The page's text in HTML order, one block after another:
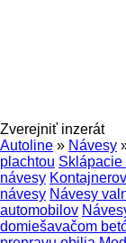
Zverejniť inzerát
Autoline » Návesy
plachtou Sklápacie
návesy
návesy Návesy
automobilov
domiešavačom